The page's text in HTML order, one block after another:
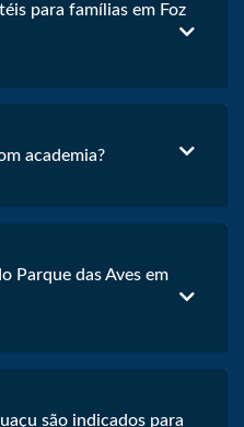
para famílias em Foz
academia?
Parque das Aves em
são indicados para